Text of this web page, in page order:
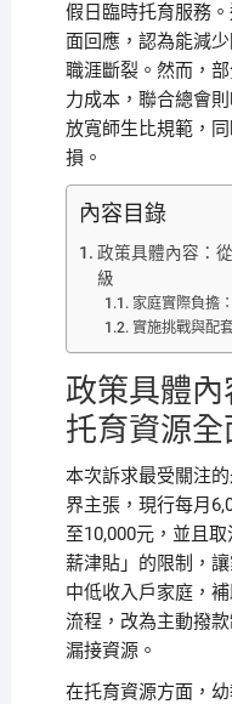
假日臨時托育服務
面回應，認為能減
職涯斷裂。然而，
力成本，聯合總會
放寬師生比規範，
損。
內容目錄
政策具體內容：
級
家庭實際負擔
實施挑戰與配
政策具體內
托育資源全
本次訴求最受關注
界主張，現行每月
至10,000元，並且
薪津貼」的限制，
中低收入戶家庭，
流程，改為主動撥
漏接資源。
在托育資源方面，